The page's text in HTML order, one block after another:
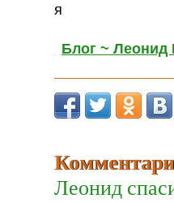
я
Блог ~ Леонид
Леонид